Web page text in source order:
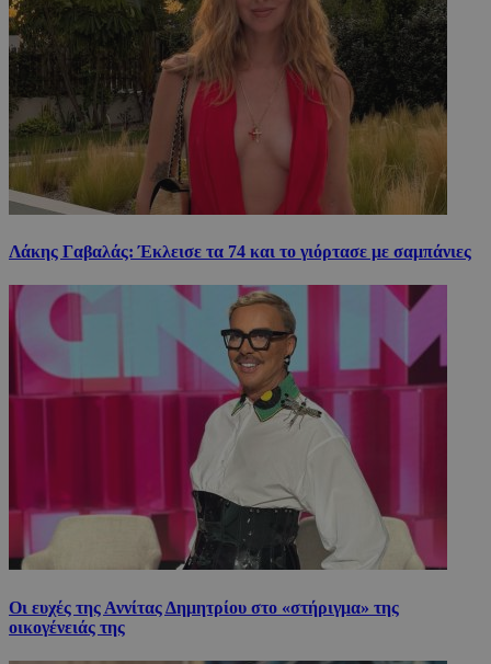
Λάκης Γαβαλάς: Έκλεισε τα 74 και το γιόρτασε με σαμπάνιες
Οι ευχές της Αννίτας Δημητρίου στο «στήριγμα» της
οικογένειάς της